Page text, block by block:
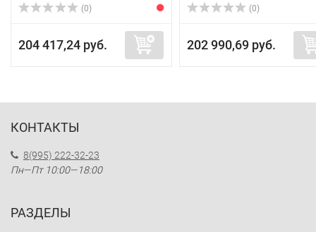
(0)
204 417,24 руб.
(0)
202 990,69 руб.
КОНТАКТЫ
8(995) 222-32-23
Пн—Пт 10:00—18:00
РАЗДЕЛЫ